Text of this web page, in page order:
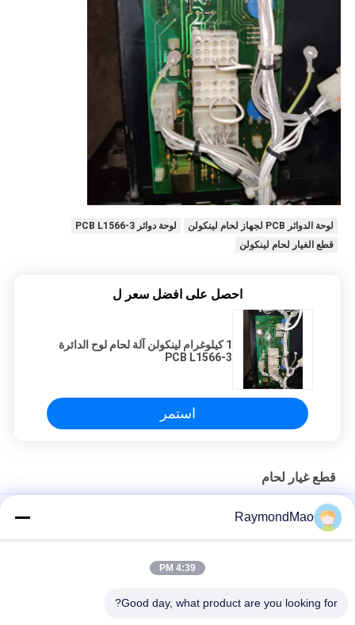
لوحة الدوائر PCB لجهاز لحام لينكولن
لوحة دوائر PCB L1566-3
قطع الغيار لحام لينكولن
احصل على افضل سعر ل
1 كيلوغرام لينكولن آلة لحام لوح الدائرة
PCB L1566-3
استمر
قطع غيار لحام
آلة لحام لينكولن PCB G6809-1
آلة لحام لينكولن 9SM20969-1A مقياس الجهد قطع الغيار 9SM20969-
RaymondMao
4:39 PM
Good day, what product are you looking for?